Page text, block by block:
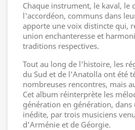
Chaque instrument, le kaval, le
l'accordéon, communs dans
apporte une voix distincte qui,
union enchanteresse et
traditions respectives.
Tout au long de l'histoire, les
du Sud et de l'Anatolla ont été
nombreuses rencontres, mais
Cet album réinterprète les
génération en génération, dans
inédite, par trois musiciens
d'Arménie et de Géorgie.